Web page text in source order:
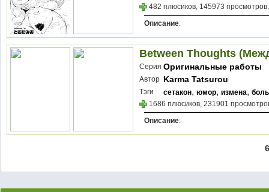
482 плюсиков, 145973
Описание:
Between Thoughts
Серия Оригинальные работы
Автор Karma Tatsurou
Тэги сетакон, юмор, измена,
1686 плюсиков, 231901
Описание: